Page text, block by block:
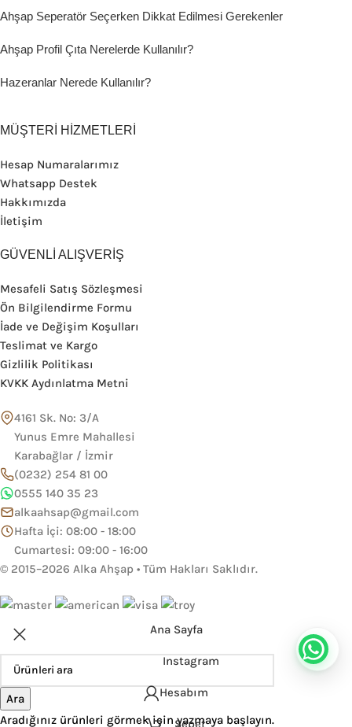
Ahşap Seperatör Seçerken Dikkat Edilmesi Gerekenler
Ahşap Profil Çıta Nerelerde Kullanılır?
Hazeranlar Nerede Kullanılır?
MÜŞTERİ HİZMETLERİ
Hesap Numaralarımız
Whatsapp Destek
Hakkımızda
İletişim
GÜVENLİ ALIŞVERİŞ
Mesafeli Satış Sözleşmesi
Ön Bilgilendirme Formu
İade ve Değişim Koşulları
Teslimat ve Kargo
Gizlilik Politikası
KVKK Aydınlatma Metni
4161 Sk. No: 3/A
Yunus Emre Mahallesi
Karabağlar / İzmir
(0232) 254 81 00
0555 140 35 23
alkaahsap@gmail.com
Hafta İçi: 08:00 - 18:00
Cumartesi: 09:00 - 16:00
© 2015–2026 Alka Ahşap • Tüm Hakları Saklıdır.
Ara
Aradığınız ürünleri görmek için yazmaya başlayın.
Ana Sayfa
Instagram
Hesabım
Sepet